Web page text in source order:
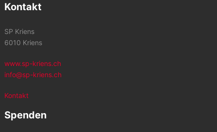
Kontakt
SP Kriens
6010 Kriens
www.sp-kriens.ch
info@sp-kriens.ch
Kontakt
Spenden